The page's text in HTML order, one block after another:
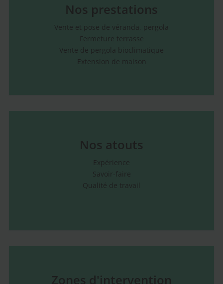
Nos prestations
Vente et pose de véranda, pergola
Fermeture terrasse
Vente de pergola bioclimatique
Extension de maison
Nos atouts
Expérience
Savoir-faire
Qualité de travail
Zones d'intervention